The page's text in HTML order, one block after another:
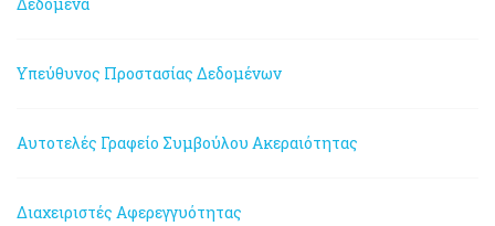
Υπεύθυνος Προστασίας Δεδομένων
Αυτοτελές Γραφείο Συμβούλου Ακεραιότητας
Διαχειριστές Αφερεγγυότητας